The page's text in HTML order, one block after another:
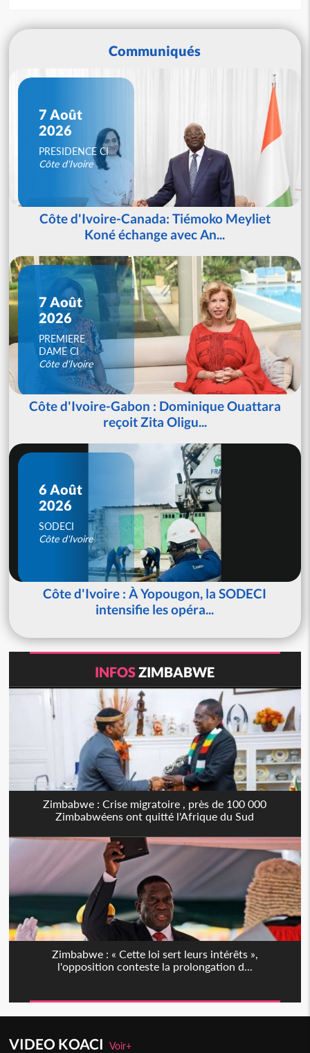
Communiqués
7 Août
2026
PRESIDENCE CI
Côte d'Ivoire
Côte d'Ivoire-Canada: Tiémoko Meyliet
Koné échange avec An...
7 Août
2026
PREMIERE
DAME CI
Côte d'Ivoire
Côte d'Ivoire-Gabon : Dominique Ouattara
reçoit Zita Oligu...
6 Août
2026
SODECI
Côte d'Ivoire
Côte d'Ivoire : À Yopougon, la SODECI
intensifie les opéra...
INFOSZIMBABWE
Zimbabwe : Crise migratoire , près de 100 000
Zimbabwéens ont quitté l'Afrique du Sud
Zimbabwe : « Cette loi sert leurs intérêts »,
l'opposition conteste la prolongation d...
VIDEO KOACIVoir+